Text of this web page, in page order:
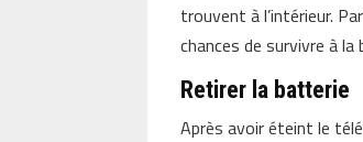
trouvent à l’intérieur.
chances de survivre à la
Retirer la batterie
Après avoir éteint le